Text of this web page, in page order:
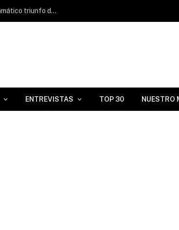
Cambio hipotético en MLB: ¿Cuánto tendrían que entregar los Diamondbacks para adquirir a Griffin Conine?
ENTREVISTAS TOP 30 NUESTRO